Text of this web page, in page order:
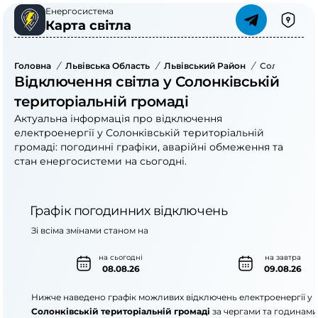
Енергосистема
Карта світла
Головна / Львівська Область / Львівський Район /
Відключення світла у Солонківській
територіальній громаді
Актуальна інформація про відключення
електроенергії у Солонківській територіальній
громаді: погодинні графіки, аварійні обмеження та
стан енергосистеми на сьогодні.
Графік погодинних відключень
на сьогодні
08.08.26
на завтра
09.08.26
Зі всіма змінами станом на
Нижче наведено графік можливих відключень електроенергії у
Солонківській територіальній громаді за чергами та